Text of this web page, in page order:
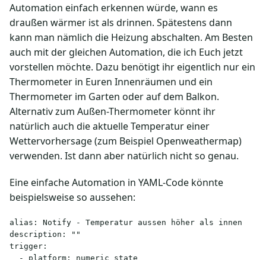
Automation einfach erkennen würde, wann es
draußen wärmer ist als drinnen. Spätestens dann
kann man nämlich die Heizung abschalten. Am Besten
auch mit der gleichen Automation, die ich Euch jetzt
vorstellen möchte. Dazu benötigt ihr eigentlich nur ein
Thermometer in Euren Innenräumen und ein
Thermometer im Garten oder auf dem Balkon.
Alternativ zum Außen-Thermometer könnt ihr
natürlich auch die aktuelle Temperatur einer
Wettervorhersage (zum Beispiel Openweathermap)
verwenden. Ist dann aber natürlich nicht so genau.
Eine einfache Automation in YAML-Code könnte
beispielsweise so aussehen:
alias: Notify - Temperatur aussen höher als innen
description: ""
trigger:
  - platform: numeric_state